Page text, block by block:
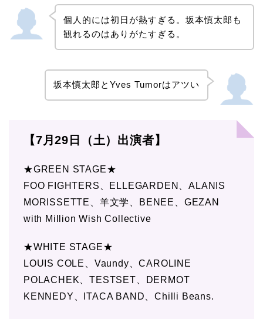
個人的には初日が熱すぎる。坂本慎太郎も
観れるのはありがたすぎる。
坂本慎太郎とYves Tumorはアツい
【7月29日（土）出演者】
★GREEN STAGE★
FOO FIGHTERS、ELLEGARDEN、ALANIS
MORISSETTE、羊文学、BENEE、GEZAN
with Million Wish Collective
★WHITE STAGE★
LOUIS COLE、Vaundy、CAROLINE
POLACHEK、TESTSET、DERMOT
KENNEDY、ITACA BAND、Chilli Beans.